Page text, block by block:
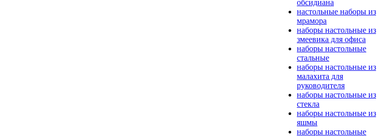
обсидиана
настольные наборы из
мрамора
наборы настольные из
змеевика для офиса
наборы настольные
стальные
наборы настольные из
малахита для
руководителя
наборы настольные из
стекла
наборы настольные из
яшмы
наборы настольные